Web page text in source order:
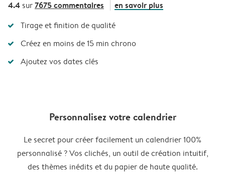
4.4 sur7675 commentaires en savoir plus
Tirage et finition de qualité
Créez en moins de 15 min chrono
Ajoutez vos dates clés
Personnalisez votre calendrier
Le secret pour créer facilement un calendrier 100%
personnalisé ? Vos clichés, un outil de création intuitif,
des thèmes inédits et du papier de haute qualité.